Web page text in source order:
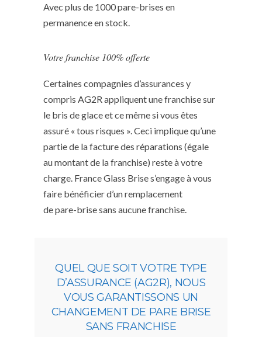
Avec plus de 1000 pare-brises en
permanence en stock.
Votre franchise 100% offerte
Certaines compagnies d’assurances y
compris AG2R appliquent une franchise sur
le bris de glace et ce même si vous êtes
assuré « tous risques ». Ceci implique qu’une
partie de la facture des réparations (égale
au montant de la franchise) reste à votre
charge. France Glass Brise s’engage à vous
faire bénéficier d’un remplacement
de pare-brise sans aucune franchise.
QUEL QUE SOIT VOTRE TYPE
D’ASSURANCE (AG2R), NOUS
VOUS GARANTISSONS UN
CHANGEMENT DE PARE BRISE
SANS FRANCHISE